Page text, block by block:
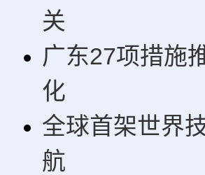
关
广东27项措施
化
全球首架世界
航